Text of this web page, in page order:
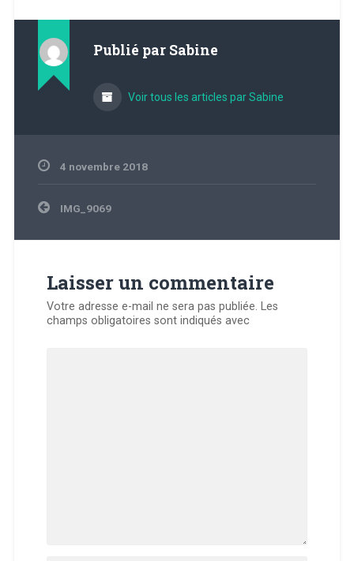
Publié par Sabine
Voir tous les articles par Sabine
4 novembre 2018
Navigation
de
IMG_9069
Laisser un commentaire
Votre adresse e-mail ne sera pas publiée. Les
champs obligatoires sont indiqués avec